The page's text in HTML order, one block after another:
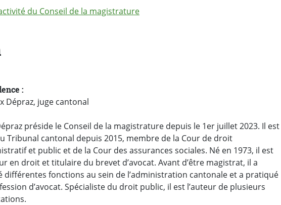
du Conseil de la magistrature
:
Dépraz, juge cantonal
préside le Conseil de la magistrature depuis le 1er juillet 2023. Il est
Tribunal cantonal depuis 2015, membre de la Cour de droit
et public et de la Cour des assurances sociales. Né en 1973, il est
en droit et titulaire du brevet d’avocat. Avant d’être magistrat, il a
différentes fonctions au sein de l’administration cantonale et a pratiqué
d’avocat. Spécialiste du droit public, il est l’auteur de plusieurs